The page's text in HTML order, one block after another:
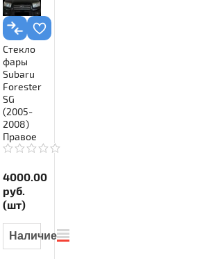
Стекло
фары
Subaru
Forester
SG
(2005-
2008)
Правое
4000.00
руб.
(шт)
Наличие